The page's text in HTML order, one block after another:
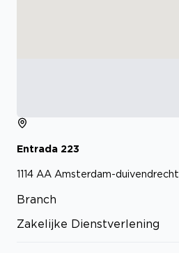
Entrada 223
1114 AA Amsterdam-duivendrecht
Branch
Zakelijke Dienstverlening